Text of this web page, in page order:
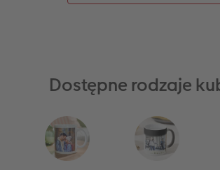
Dostępne rodzaje